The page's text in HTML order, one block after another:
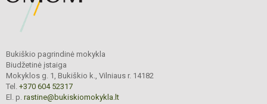
Bukiškio pagrindinė mokykla
Biudžetinė įstaiga
Mokyklos g. 1, Bukiškio k., Vilniaus r. 14182
Tel. +370 604 52317
El. p. rastine@bukiskiomokykla.lt